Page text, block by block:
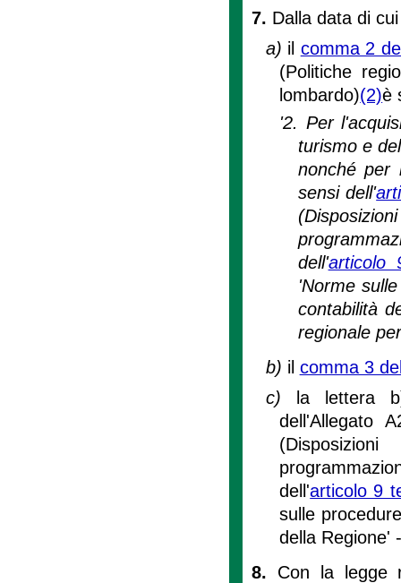
7. Dalla data di
a) il comma 2
(Politiche
lombardo)(2)è
'2. Per
turismo e
nonché per
sensi dell'
dell'articolo
'Norme
contabilità
regionale
b) il comma 3
c)
la lettera
dell'Allegato
dell'articolo 9
sulle
della Regione'
8. Con la legge